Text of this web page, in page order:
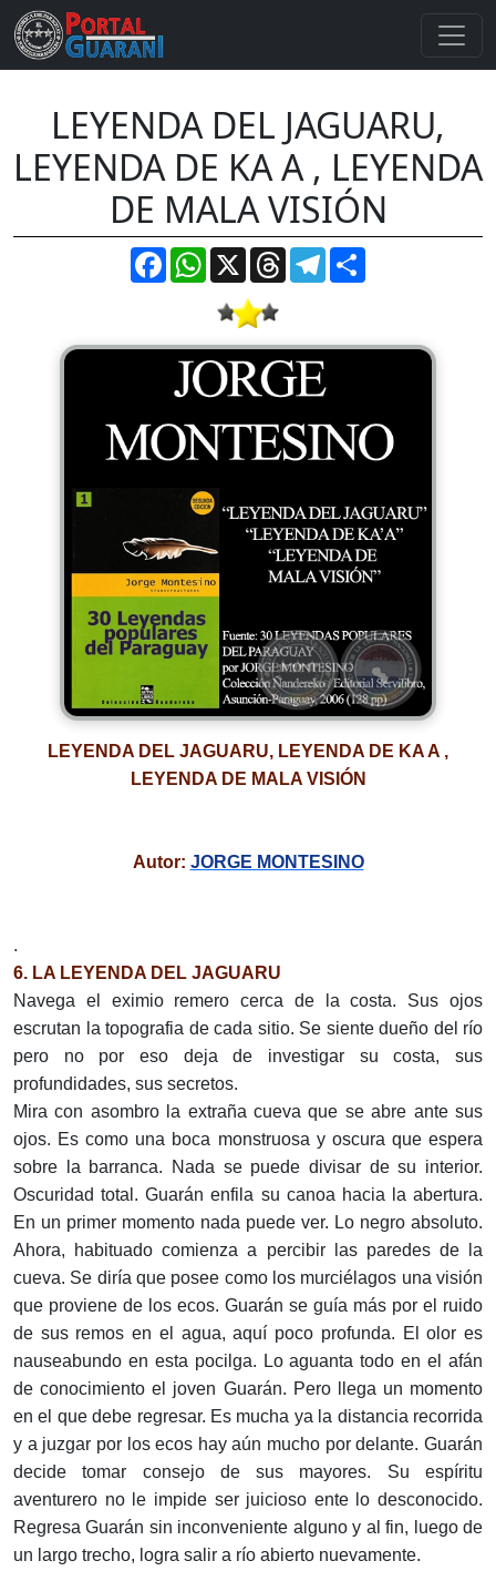
LEYENDA DEL JAGUARU,
LEYENDA DE KA A , LEYENDA
DE MALA VISIÓN
FacebookWhatsApp
X ThreadsTelegram
LEYENDA DEL JAGUARU, LEYENDA DE KA A ,
LEYENDA DE MALA VISIÓN
Autor: JORGE MONTESINO
.
6. LA LEYENDA DEL JAGUARU
Navega el eximio remero cerca de la costa. Sus ojos
escrutan la topografia de cada sitio. Se siente dueño del río
pero no por eso deja de investigar su costa, sus
profundidades, sus secretos.
Mira con asombro la extraña cueva que se abre ante sus
ojos. Es como una boca monstruosa y oscura que espera
sobre la barranca. Nada se puede divisar de su interior.
Oscuridad total. Guarán enfila su canoa hacia la abertura.
En un primer momento nada puede ver. Lo negro absoluto.
Ahora, habituado comienza a percibir las paredes de la
cueva. Se diría que posee como los murciélagos una visión
que proviene de los ecos. Guarán se guía más por el ruido
de sus remos en el agua, aquí poco profunda. El olor es
nauseabundo en esta pocilga. Lo aguanta todo en el afán
de conocimiento el joven Guarán. Pero llega un momento
en el que debe regresar. Es mucha ya la distancia recorrida
y a juzgar por los ecos hay aún mucho por delante. Guarán
decide tomar consejo de sus mayores. Su espíritu
aventurero no le impide ser juicioso ente lo desconocido.
Regresa Guarán sin inconveniente alguno y al fin, luego de
un largo trecho, logra salir a río abierto nuevamente.